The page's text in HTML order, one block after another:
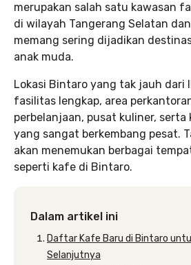
merupakan salah satu kawasan
di wilayah Tangerang Selatan
memang sering dijadikan
anak muda.
Lokasi Bintaro yang tak jauh dari
fasilitas lengkap, area
perbelanjaan, pusat kuliner, serta
yang sangat berkembang pesat.
akan menemukan berbagai
seperti kafe di Bintaro.
Dalam artikel ini
Daftar Kafe Baru di Bintaro
Selanjutnya